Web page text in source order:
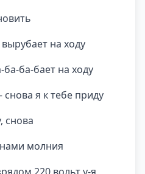
на ходу
ба-бает на ходу
я к тебе приду
снова
молния